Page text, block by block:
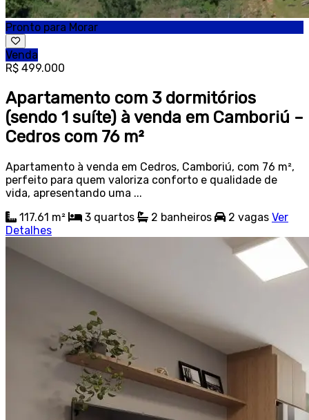
Pronto para Morar
Venda
R$ 499.000
Apartamento com 3 dormitórios
(sendo 1 suíte) à venda em Camboriú –
Cedros com 76 m²
Apartamento à venda em Cedros, Camboriú, com 76 m²,
perfeito para quem valoriza conforto e qualidade de
vida, apresentando uma ...
117.61 m²
3 quartos 2 banheiros 2 vagas Ver
Detalhes